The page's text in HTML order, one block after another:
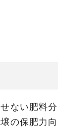
ない肥料
の保肥力